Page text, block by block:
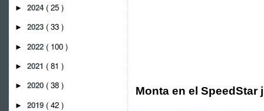
► 2024 ( 25 )
► 2023 ( 33 )
► 2022 ( 100 )
► 2021 ( 81 )
► 2020 ( 38 )
► 2019 ( 42 )
Monta en el SpeedStar